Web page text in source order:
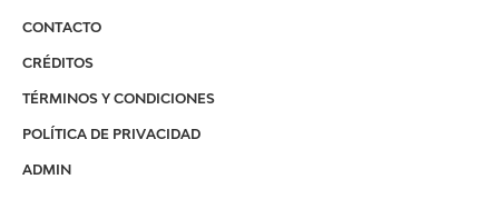
CONTACTO
CRÉDITOS
TÉRMINOS Y CONDICIONES
POLÍTICA DE PRIVACIDAD
ADMIN